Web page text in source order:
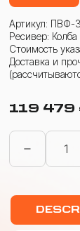
Артикул:
Ресивер:
Стоимость
Доставка и
119 479
ПВФ
физико-
2-
с